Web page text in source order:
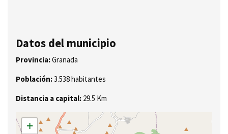
Datos del municipio
Provincia:Granada
Población:3.538 habitantes
Distancia a capital: 29.5 Km
+